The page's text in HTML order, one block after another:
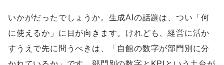
いかがだったでしょうか。生成AIの話題は、つい「何
に使えるか」に目が向きます。けれども、経営に活か
すうえで先に問うべきは、「自館の数字が部門別に分